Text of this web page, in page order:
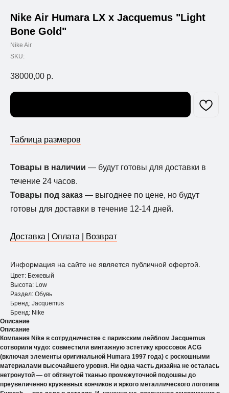
Nike Air Humara LX x Jacquemus "Light
Bone Gold"
Nike Air
SKU:
38000,00 р.
Таблица размеров
Товары в наличии — будут готовы для доставки в
течение 24 часов.
Товары под заказ — выгоднее по цене, но будут
готовы для доставки в течение 12-14 дней.
Доставка | Оплата | Возврат
Информация на сайте не является публичной офертой.
Цвет: Бежевый
Высота: Low
Раздел: Обувь
Бренд: Jacquemus
Бренд: Nike
Описание
Описание
Компания Nike в сотрудничестве с парижским лейблом Jacquemus
сотворили чудо: совместили винтажную эстетику кроссовок ACG
(включая элементы оригинальной Humara 1997 года) с роскошными
материалами высочайшего уровня. Ни одна часть дизайна не осталась
нетронутой — от обтянутой тканью промежуточной подошвы до
преувеличенно кружевных кончиков и яркого металлического логотипа